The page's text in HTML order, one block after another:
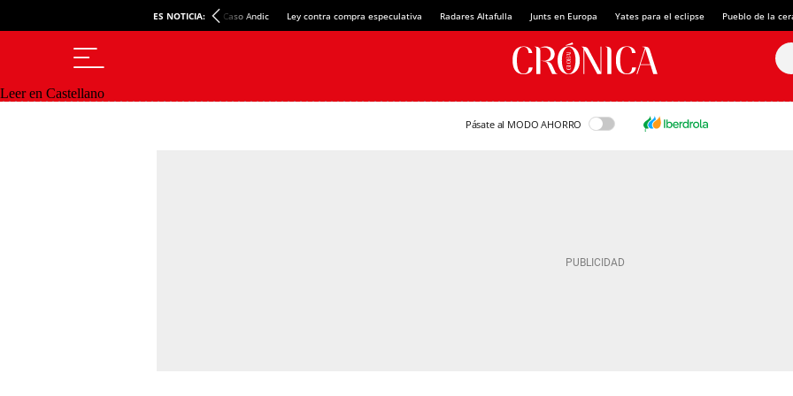
ES NOTICIA: Caso Andic Ley contra compra especulativa Radares Altafulla Junts en Europa Yates para el eclipse Pueblo de la
Leer en Castellano
Pásate al MODO AHORRO